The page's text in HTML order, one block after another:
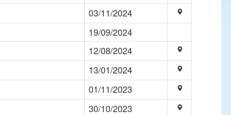
03/11/2024
19/09/2024
12/08/2024
13/01/2024
01/11/2023
30/10/2023